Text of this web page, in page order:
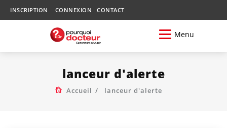
INSCRIPTION CONNEXION CONTACT
Menu
lanceur d'alerte
Accueil lanceur d'alerte